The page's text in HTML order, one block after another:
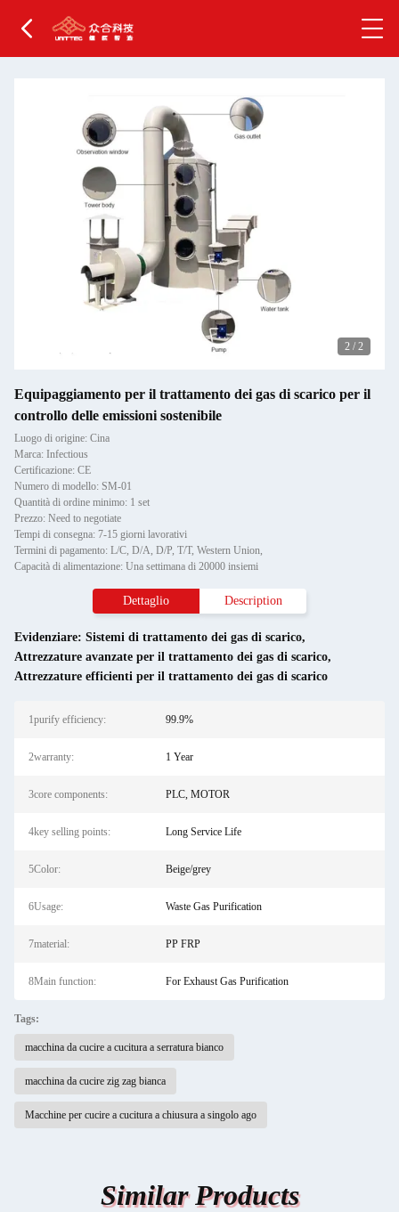
2 / 2
Equipaggiamento per il trattamento dei gas di scarico per il
controllo delle emissioni sostenibile
Luogo di origine: Cina
Marca: Infectious
Certificazione: CE
Numero di modello: SM-01
Quantità di ordine minimo: 1 set
Prezzo: Need to negotiate
Tempi di consegna: 7-15 giorni lavorativi
Termini di pagamento: L/C, D/A, D/P, T/T, Western Union,
Capacità di alimentazione: Una settimana di 20000 insiemi
Dettaglio Description
Evidenziare: Sistemi di trattamento dei gas di scarico,
Attrezzature avanzate per il trattamento dei gas di scarico,
Attrezzature efficienti per il trattamento dei gas di scarico
1purify efficiency: 99.9%
2warranty: 1 Year
3core components: PLC, MOTOR
4key selling points: Long Service Life
5Color: Beige/grey
6Usage: Waste Gas Purification
7material: PP FRP
8Main function: For Exhaust Gas Purification
Tags:
macchina da cucire a cucitura a serratura bianco
macchina da cucire zig zag bianca
Macchine per cucire a cucitura a chiusura a singolo ago
Similar Products